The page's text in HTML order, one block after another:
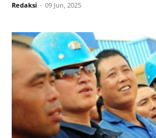
Redaksi 09 Jun, 2025